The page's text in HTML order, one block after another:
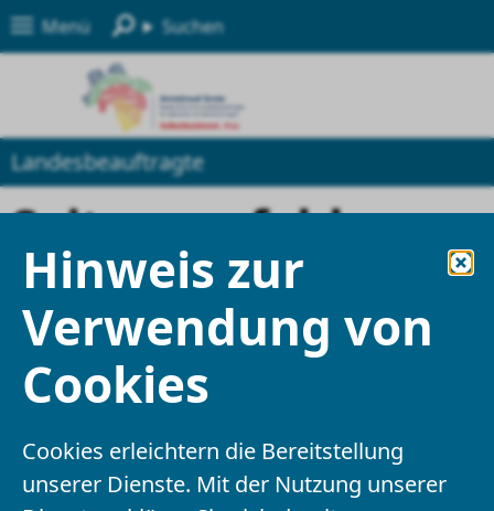
Menü Suchen
Hinweis zur
Verwendung von
Cookies
Cookies erleichtern die Bereitstellung
unserer Dienste. Mit der Nutzung unserer
Landesbeauftragte
Seite empfehlen
Felder mit einem * sind Pflichtfelder und
müssen ausgefüllt werden
Ihre Angaben
Empfänger*